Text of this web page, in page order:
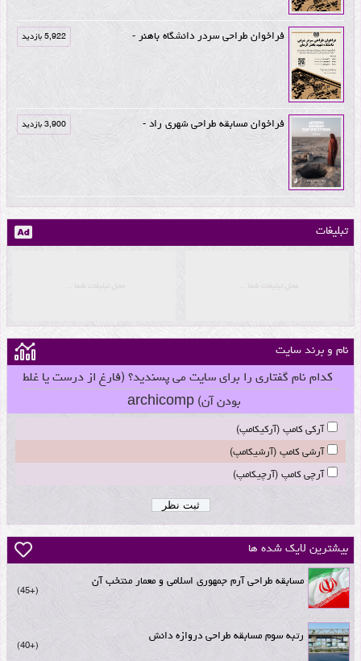
فراخوان طراحی سردر دانشگاه باهنر - 5,922 بازدید
فراخوان مسابقه طراحی شهری راد - 3,900 بازدید
تبلیغات
نام و برند سایت
کدام نام گفتاری را برای سایت می پسندید؟ (فارغ از درست یا غلط
بودن آن) archicomp
آرکی کامپ (آرکیکامپ)
آرشی کامپ (آرشیکامپ)
آرچی کامپ (آرچیکامپ)
بیشترین لایک شده ها
مسابقه طراحی آرم جمهوری اسلامی و معمار منتخب آن
+45
رتبه سوم مسابقه طراحی دروازه دانش
+40